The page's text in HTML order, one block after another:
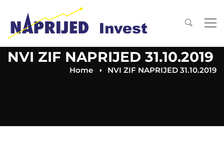
NVI ZIF NAPRIJED 31.10.2019
Home NVI ZIF NAPRIJED 31.10.2019